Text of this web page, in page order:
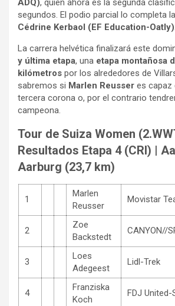
ADQ), quien ahora es la segunda
segundos. El podio parcial lo completa
Cédrine Kerbaol (EF Education-Oatly).
La carrera helvética finalizará este
y última etapa, una etapa montañosa
kilómetros por los alrededores de
sabremos si Marlen Reusser es capaz
tercera corona o, por el contrario
campeona.
Tour de Suiza Women
Resultados Etapa 4 (CRI) |
Aarburg (23,7 km)
1
Marlen
Reusser
Movistar
2
Zoe
Backstedt
CANYON//
3
Loes
Adegeest
Lidl-Trek
4
Franziska
Koch
FDJ United-